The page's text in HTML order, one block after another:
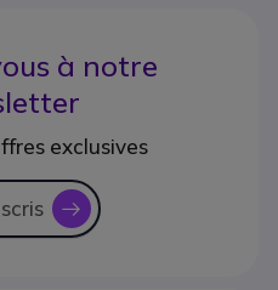
à notre
exclusives
icon